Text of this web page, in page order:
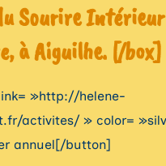
Sourire Intérieur
à Aiguilhe. [/box]
»http://helene-
activites/ » color=
annuel[/button]